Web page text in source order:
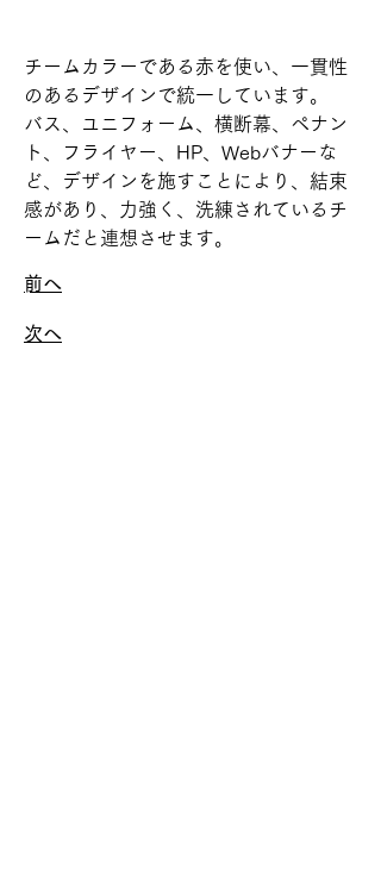
チームカラーである赤を使い、一貫性
のあるデザインで統一しています。
バス、ユニフォーム、横断幕、ペナン
ト、フライヤー、HP、Webバナーな
ど、
デザインを施すことにより、結束
感があり、力強く、洗練されているチ
ームだと連想させます。
​前へ
次へ